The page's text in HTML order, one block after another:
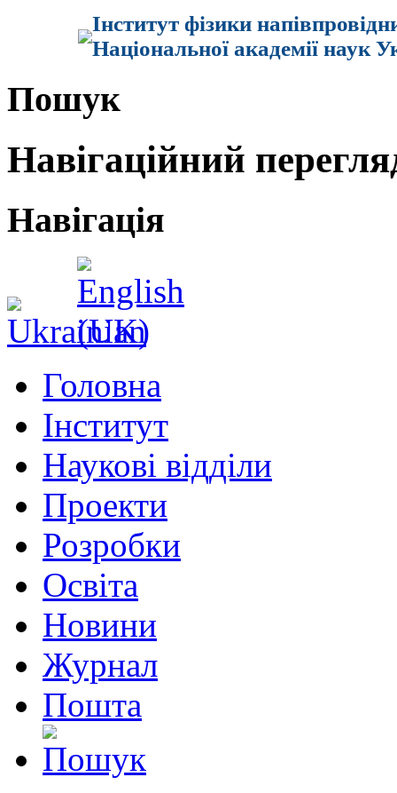
Інститут фізики
Національної академії наук
Пошук
Навігаційний
Навігація
Головна
Інститут
Наукові відділи
Проекти
Розробки
Освіта
Новини
Журнал
Пошта